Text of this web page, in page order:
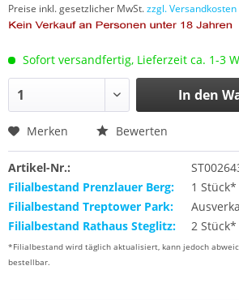
Preise inkl. gesetzlicher MwSt.zzgl. Versandkosten
Sofort versandfertig, Lieferzeit ca. 1-3
In den
Merken Bewerten
Artikel-Nr.:
Filialbestand Prenzlauer Berg:
1 Stück*
Filialbestand Treptower Park:
Filialbestand Rathaus Steglitz:
2 Stück*
*Filialbestand wird täglich aktualisiert, kann jedoch
bestellbar.